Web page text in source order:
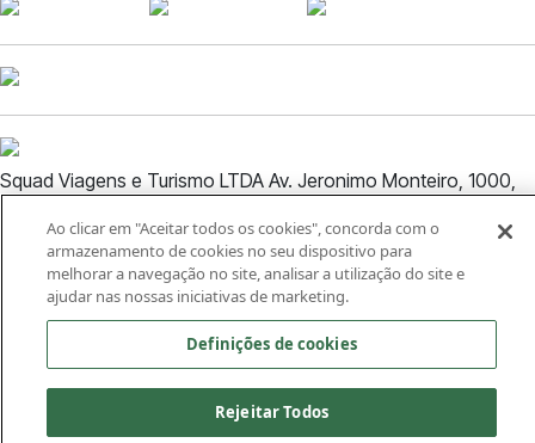
Squad Viagens e Turismo LTDA Av. Jeronimo Monteiro, 1000,
03.971.539/0001-86
Termos e condições
Política de privacidade
A Squad é uma Plataforma de Solução Logística para Eventos,
do Grupo Águia Branca.
Ao clicar em "Aceitar todos os cookies", concorda com o
armazenamento de cookies no seu dispositivo para
melhorar a navegação no site, analisar a utilização do site e
ajudar nas nossas iniciativas de marketing.
Definições de cookies
Rejeitar Todos